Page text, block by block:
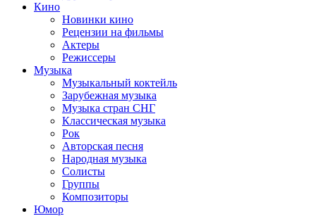
Кино
Новинки кино
Рецензии на фильмы
Актеры
Режиссеры
Музыка
Музыкальный коктейль
Зарубежная музыка
Музыка стран СНГ
Классическая музыка
Рок
Авторская песня
Народная музыка
Солисты
Группы
Композиторы
Юмор